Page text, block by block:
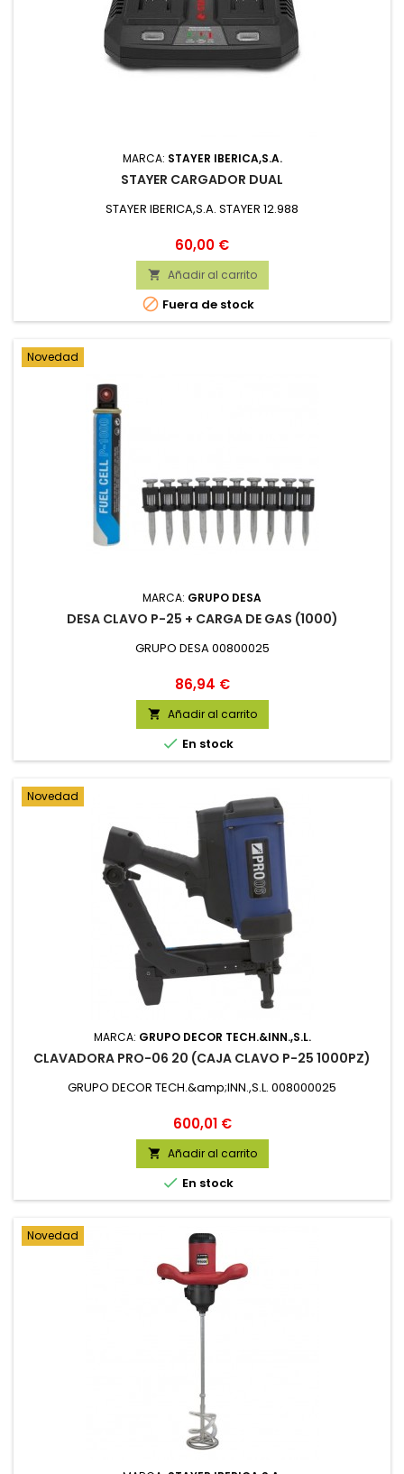
MARCA: STAYER IBERICA,S.A.
STAYER CARGADOR DUAL
STAYER IBERICA,S.A. STAYER 12.988
Precio
60,00 €
 Añadir al carrito
 Fuera de stock
Novedad
MARCA: GRUPO DESA
DESA CLAVO P-25 + CARGA DE GAS (1000)
GRUPO DESA 00800025
Precio
86,94 €
 Añadir al carrito
 En stock
Novedad
MARCA: GRUPO DECOR TECH.&INN.,S.L.
CLAVADORA PRO-06 20 (CAJA CLAVO P-25 1000PZ)
GRUPO DECOR TECH.&amp;INN.,S.L. 008000025
Precio
600,01 €
 Añadir al carrito
 En stock
Novedad